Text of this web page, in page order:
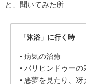
と、聞いてみた所
「沐浴」に行く時
• 病気の治癒
• バリヒンドゥーの
• 悪夢を見たり、